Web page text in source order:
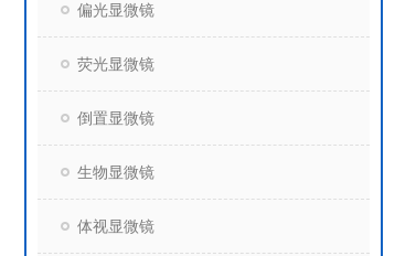
偏光显微镜
荧光显微镜
倒置显微镜
生物显微镜
体视显微镜